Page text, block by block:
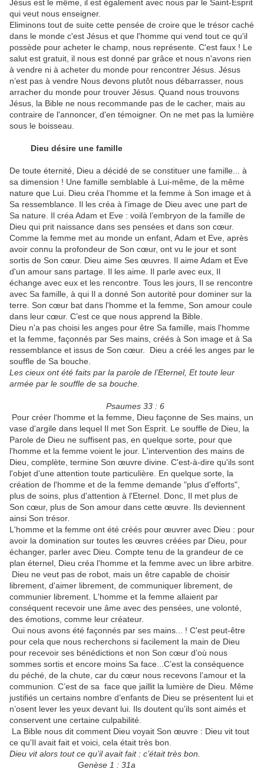
Jésus est le même, il est également avec nous par le Saint-Esprit
qui veut nous enseigner.
Eliminons tout de suite cette pensée de croire que le trésor caché
dans le monde c'est Jésus et que l'homme qui vend tout ce qu'il
possède pour acheter le champ, nous représente. C'est faux ! Le
salut est gratuit, il nous est donné par grâce et nous n'avons rien
à vendre ni à acheter du monde pour rencontrer Jésus. Jésus
n’est pas à vendre Nous devons plutôt nous débarrasser, nous
arracher du monde pour trouver Jésus. Quand nous trouvons
Jésus, la Bible ne nous recommande pas de le cacher, mais au
contraire de l'annoncer, d'en témoigner. On ne met pas la lumière
sous le boisseau.
Dieu désire une famille
De toute éternité, Dieu a décidé de se constituer une famille... à
sa dimension ! Une famille semblable à Lui-même, de la même
nature que Lui. Dieu créa l'homme et la femme à Son image et à
Sa ressemblance. Il les créa à l'image de Dieu avec une part de
Sa nature. Il créa Adam et Eve : voilà l’embryon de la famille de
Dieu qui prit naissance dans ses pensées et dans son cœur.
Comme la femme met au monde un enfant, Adam et Eve, après
avoir connu la profondeur de Son cœur, ont vu le jour et sont
sortis de Son cœur. Dieu aime Ses œuvres. Il aime Adam et Eve
d'un amour sans partage. Il les aime. Il parle avec eux, Il
échange avec eux et les rencontre. Tous les jours, Il se rencontre
avec Sa famille, à qui Il a donné Son autorité pour dominer sur la
terre. Son cœur bat dans l'homme et la femme, Son amour coule
dans leur cœur. C’est ce que nous apprend la Bible.
Dieu n'a pas choisi les anges pour être Sa famille, mais l'homme
et la femme, façonnés par Ses mains, créés à Son image et à Sa
ressemblance et issus de Son cœur. Dieu a créé les anges par le
souffle de Sa bouche.
Les cieux ont été faits par la parole de l’Eternel, Et toute leur
armée par le souffle de sa bouche.
Psaumes 33 : 6
Pour créer l'homme et la femme, Dieu façonne de Ses mains, un
vase d'argile dans lequel Il met Son Esprit. Le souffle de Dieu, la
Parole de Dieu ne suffisent pas, en quelque sorte, pour que
l'homme et la femme voient le jour. L'intervention des mains de
Dieu, complète, termine Son œuvre divine. C'est-à-dire qu'ils sont
l'objet d'une attention toute particulière. En quelque sorte, la
création de l'homme et de la femme demande "plus d'efforts",
plus de soins, plus d'attention à l'Eternel. Donc, Il met plus de
Son cœur, plus de Son amour dans cette œuvre. Ils deviennent
ainsi Son trésor.
L'homme et la femme ont été créés pour œuvrer avec Dieu : pour
avoir la domination sur toutes les œuvres créées par Dieu, pour
échanger, parler avec Dieu. Compte tenu de la grandeur de ce
plan éternel, Dieu créa l'homme et la femme avec un libre arbitre.
Dieu ne veut pas de robot, mais un être capable de choisir
librement, d'aimer librement, de communiquer librement, de
communier librement. L'homme et la femme allaient par
conséquent recevoir une âme avec des pensées, une volonté,
des émotions, comme leur créateur.
Oui nous avons été façonnés par ses mains... ! C'est peut-être
pour cela que nous recherchons si facilement la main de Dieu
pour recevoir ses bénédictions et non Son cœur d’où nous
sommes sortis et encore moins Sa face...C’est la conséquence
du péché, de la chute, car du cœur nous recevons l’amour et la
communion. C’est de sa face que jaillit la lumière de Dieu. Même
justifiés un certains nombre d’enfants de Dieu se présentent lui et
n’osent lever les yeux devant lui. Ils doutent qu’ils sont aimés et
conservent une certaine culpabilité.
La Bible nous dit comment Dieu voyait Son œuvre : Dieu vit tout
ce qu'Il avait fait et voici, cela était très bon.
Dieu vit alors tout ce qu’il avait fait : c’était très bon.
Genèse 1 : 31a